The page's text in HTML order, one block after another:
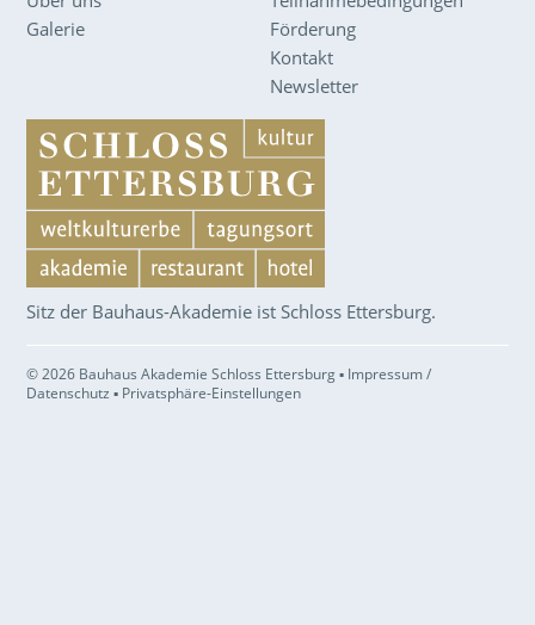
Galerie
Förderung
Kontakt
Newsletter
Sitz der Bauhaus-Akademie ist Schloss Ettersburg.
© 2026 Bauhaus Akademie Schloss Ettersburg ▪ Impressum /
Datenschutz ▪ Privatsphäre-Einstellungen